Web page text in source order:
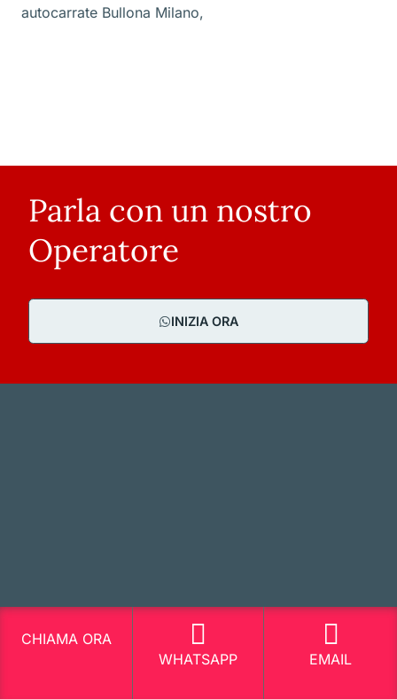
autocarrate Bullona Milano,
Parla con un nostro
Operatore
INIZIA ORA
CHIAMA ORA
WHATSAPP
EMAIL